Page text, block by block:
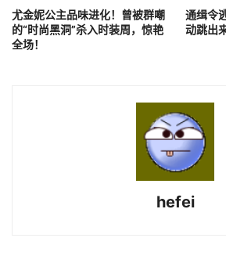
尤金妮公主品味进化！曾被群嘲
的“时尚黑洞”杀入时装周，惊艳
全场！
通缉令
动跳出
hefei